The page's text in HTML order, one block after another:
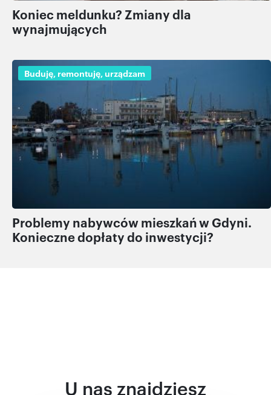
Koniec meldunku? Zmiany dla
wynajmujących
Buduję, remontuję, urządzam
Problemy nabywców mieszkań w Gdyni.
Konieczne dopłaty do inwestycji?
U nas znajdziesz